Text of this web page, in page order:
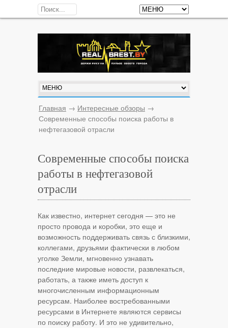
Главная → Интересные обзоры →
Современные способы поиска работы в
нефтегазовой отрасли
Современные способы поиска
работы в нефтегазовой
отрасли
Как известно, интернет сегодня — это не
просто провода и коробки, это еще и
возможность поддерживать связь с близкими,
коллегами, друзьями фактически в любом
уголке Земли, мгновенно узнавать
последние мировые новости, развлекаться,
работать, а также иметь доступ к
многочисленным информационным
ресурсам. Наиболее востребованными
ресурсами в Интернете являются сервисы
по поиску работу. И это не удивительно,